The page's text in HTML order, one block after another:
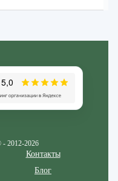
2012-2026
Контакты
Блог